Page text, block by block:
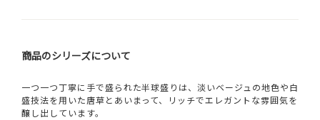
商品のシリーズについて
一つ一つ丁寧に手で盛られた半球盛りは、淡いベージュの地色や白
盛技法を用いた唐草とあいまって、リッチでエレガントな雰囲気を
醸し出しています。